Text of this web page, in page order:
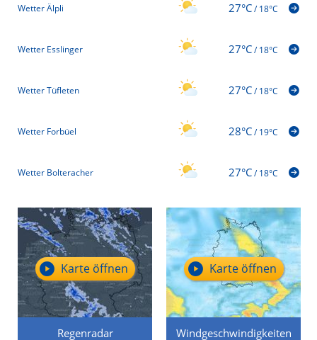
Wetter Älpli 27°C/18°C
Wetter Esslinger 27°C/18°C
Wetter Tüfleten 27°C/18°C
Wetter Forbüel 28°C/19°C
Wetter Bolteracher 27°C/18°C
Regenradar
Karte öffnen
Windgeschwindigkeiten
Karte öffnen